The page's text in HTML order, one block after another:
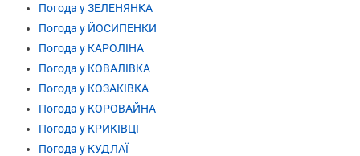
Погода у ЗЕЛЕНЯНКА
Погода у ЙОСИПЕНКИ
Погода у КАРОЛІНА
Погода у КОВАЛІВКА
Погода у КОЗАКІВКА
Погода у КОРОВАЙНА
Погода у КРИКІВЦІ
Погода у КУДЛАЇ